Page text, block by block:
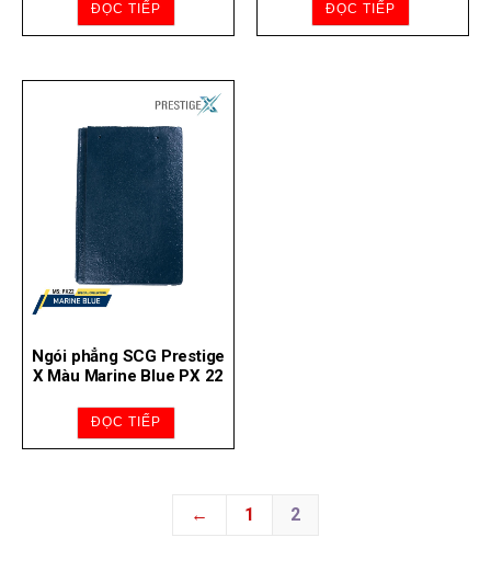
ĐỌC TIẾP ĐỌC TIẾP
Ngói phẳng SCG Prestige
X Màu Marine Blue PX 22
ĐỌC TIẾP
← 1 2